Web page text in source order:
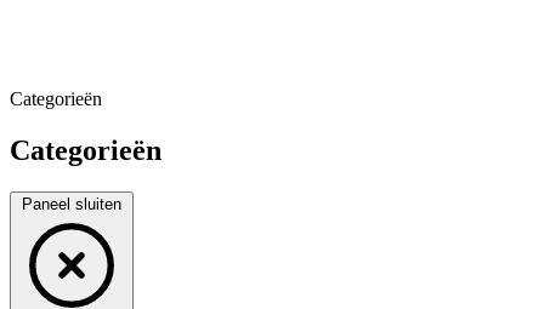
Categorieën
Categorieën
Paneel sluiten